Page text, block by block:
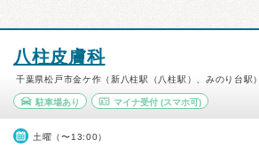
八柱皮膚科
千葉県松戸市金ケ作（新八柱駅（八柱駅）、みのり台駅）
駐車場あり マイナ受付(スマホ可)
土曜（〜13:00）